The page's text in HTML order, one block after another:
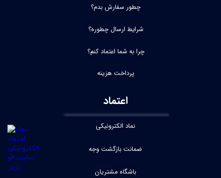
چطور سفارش بدم؟
شرایط ارسال چطوره؟
چرا به شما اعتماد کنم؟
پرداخت هزینه
اعتماد
نماد الکترونیکی
ضمانت بازگشت وجه
باشگاه مشتریان